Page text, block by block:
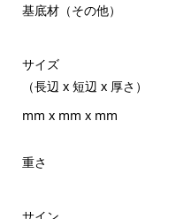
基底材（その他）
サイズ
（長辺 x 短辺 x 厚さ）
mm x mm x mm
重さ